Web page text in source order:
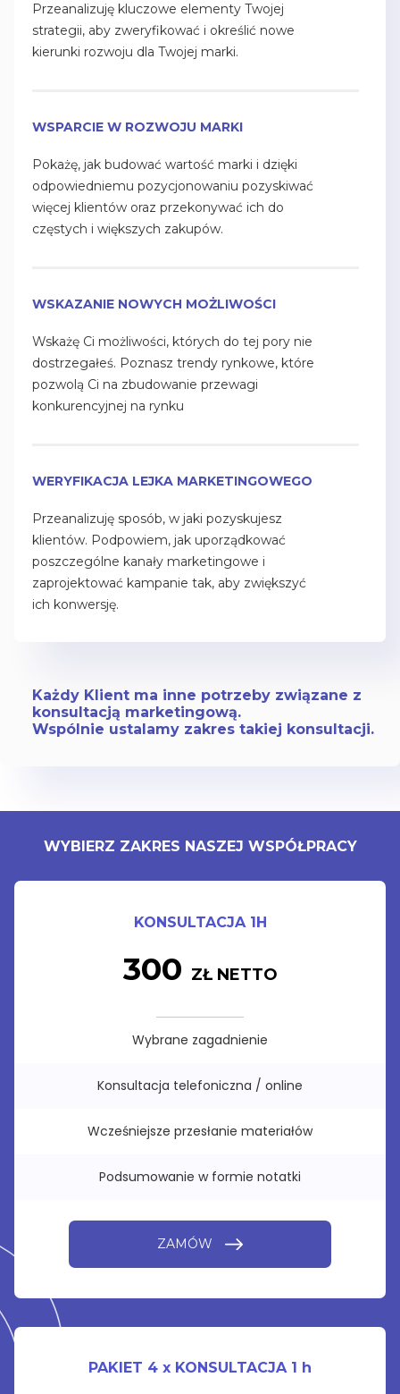
Przeanalizuję kluczowe elementy Twojej
strategii, aby zweryfikować i określić nowe
kierunki rozwoju dla Twojej marki.
WSPARCIE W ROZWOJU MARKI
Pokażę, jak budować wartość marki i dzięki
odpowiedniemu pozycjonowaniu pozyskiwać
więcej klientów oraz przekonywać ich do
częstych i większych zakupów.
WSKAZANIE NOWYCH MOŻLIWOŚCI
Wskażę Ci możliwości, których do tej pory nie
dostrzegałeś. Poznasz trendy rynkowe, które
pozwolą Ci na zbudowanie przewagi
konkurencyjnej na rynku
WERYFIKACJA LEJKA MARKETINGOWEGO
Przeanalizuję sposób, w jaki pozyskujesz
klientów. Podpowiem, jak uporządkować
poszczególne kanały marketingowe i
zaprojektować kampanie tak, aby zwiększyć
ich konwersję.
Każdy Klient ma inne potrzeby związane z
konsultacją marketingową.
Wspólnie ustalamy zakres takiej konsultacji.
WYBIERZ ZAKRES NASZEJ WSPÓŁPRACY
KONSULTACJA 1H
300 ZŁ NETTO
Wybrane zagadnienie
Konsultacja telefoniczna / online
Wcześniejsze przesłanie materiałów
Podsumowanie w formie notatki
ZAMÓW
PAKIET 4 x KONSULTACJA 1 h